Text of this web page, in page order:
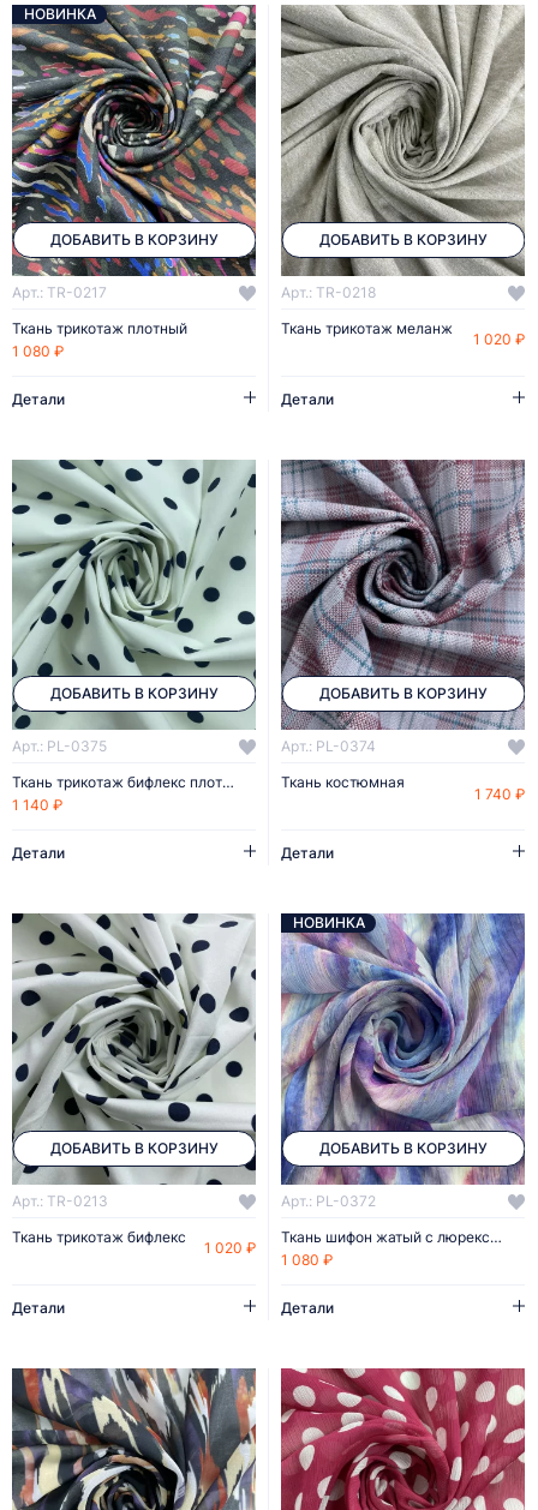
ДОБАВИТЬ В КОРЗИНУ
НОВИНКА
Арт.: TR-0217
Ткань трикотаж плотный
1 080 ₽
Детали
ДОБАВИТЬ В КОРЗИНУ
Арт.: TR-0218
Ткань трикотаж меланж
1 020 ₽
Детали
ДОБАВИТЬ В КОРЗИНУ
Арт.: PL-0375
Ткань трикотаж бифлекс плотный
1 140 ₽
Детали
ДОБАВИТЬ В КОРЗИНУ
Арт.: PL-0374
Ткань костюмная
1 740 ₽
Детали
ДОБАВИТЬ В КОРЗИНУ
Арт.: TR-0213
Ткань трикотаж бифлекс
1 020 ₽
Детали
ДОБАВИТЬ В КОРЗИНУ
НОВИНКА
Арт.: PL-0372
Ткань шифон жатый с люрексом
1 080 ₽
Детали